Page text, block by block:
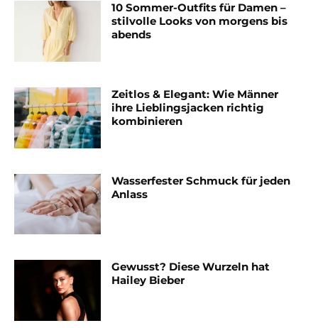
10 Sommer-Outfits für Damen –
stilvolle Looks von morgens bis
abends
Zeitlos & Elegant: Wie Männer
ihre Lieblingsjacken richtig
kombinieren
Wasserfester Schmuck für jeden
Anlass
Gewusst? Diese Wurzeln hat
Hailey Bieber